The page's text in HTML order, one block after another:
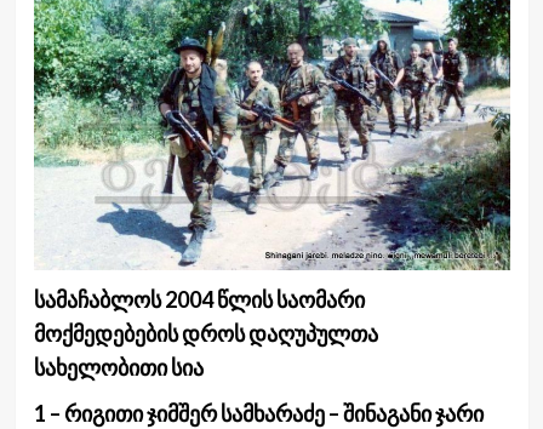
სამაჩაბლოს 2004 წლის საომარი
მოქმედებების დროს დაღუპულთა
სახელობითი სია
1 – რიგითი ჯიმშერ სამხარაძე – შინაგანი ჯარი